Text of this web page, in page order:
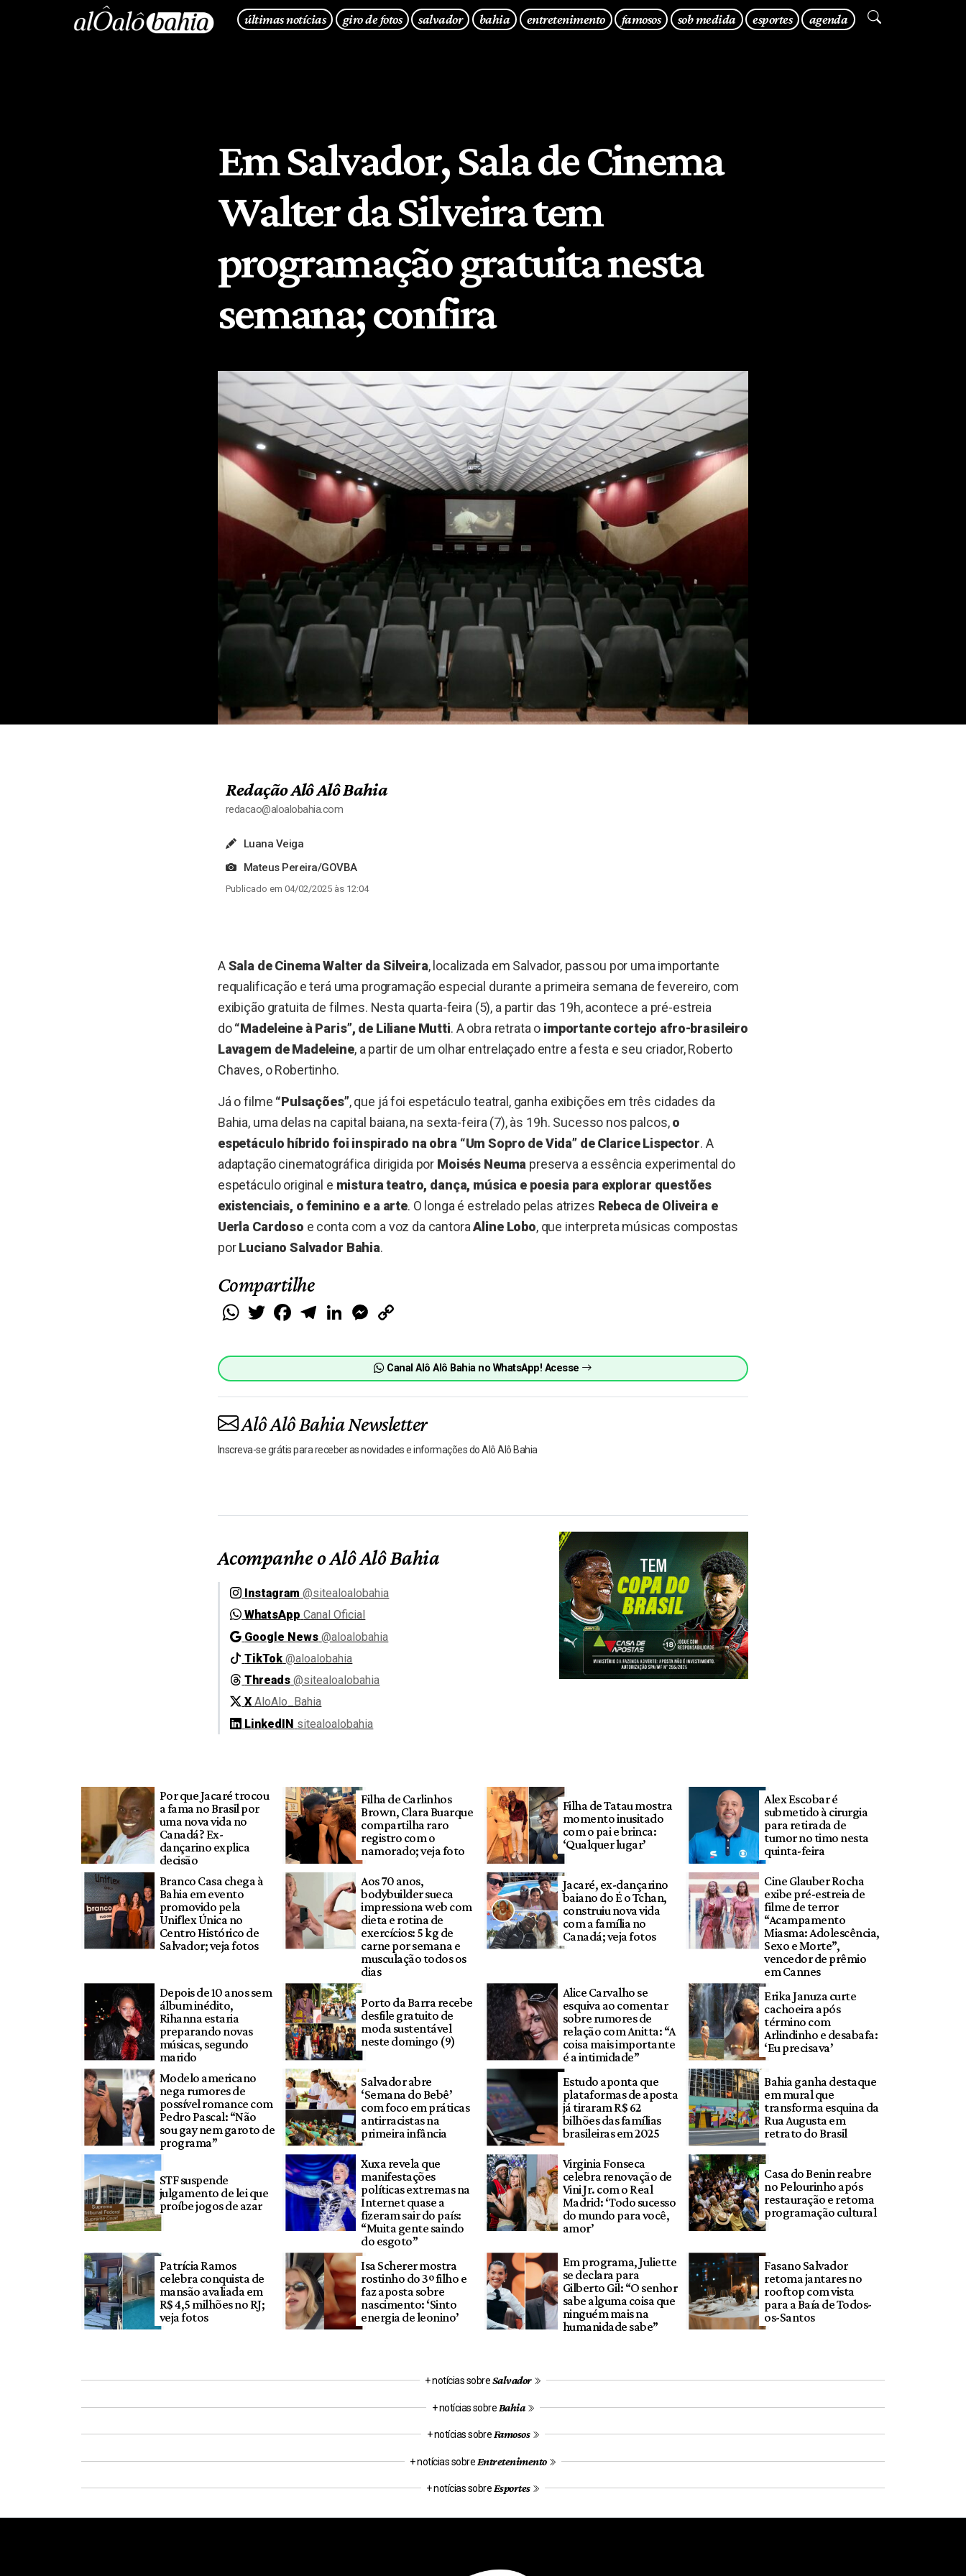
últimas notícias giro de fotos salvador bahia entretenimento famosos sob medida esportes agenda
Em Salvador, Sala de Cinema
Walter da Silveira tem
programação gratuita nesta
semana; confira
Redação Alô Alô Bahia
redacao@aloalobahia.com
Luana Veiga
Mateus Pereira/GOVBA
Publicado em 04/02/2025 às 12:04
ASala de Cinema Walter da Silveira, localizada em Salvador, passou por uma importante
requalificação e terá uma programação especial durante a primeira semana de fevereiro, com
exibição gratuita de filmes. Nesta quarta-feira (5), a partir das 19h, acontece a pré-estreia
do“Madeleine à Paris”, de Liliane Mutti. A obra retrata o importante cortejo afro-brasileiro
Lavagem de Madeleine, a partir de um olhar entrelaçado entre a festa e seu criador, Roberto
Chaves, o Robertinho.
Já o filme “Pulsações”, que já foi espetáculo teatral, ganha exibições em três cidades da
Bahia, uma delas na capital baiana, na sexta-feira (7), às 19h. Sucesso nos palcos,o
espetáculo híbrido foi inspirado na obra “Um Sopro de Vida” de Clarice Lispector. A
adaptação cinematográfica dirigida por Moisés Neuma preserva a essência experimental do
espetáculo original e mistura teatro, dança, música e poesia para explorar questões
existenciais, o feminino e a arte. O longa é estrelado pelas atrizes Rebeca de Oliveira e
Uerla Cardoso e conta com a voz da cantoraAline Lobo, que interpreta músicas compostas
porLuciano Salvador Bahia.
Compartilhe
WhatsApp
Twitter FacebookTelegramLinkedIn Messenger
Canal Alô Alô Bahia no WhatsApp! Acesse
Alô Alô Bahia Newsletter
Inscreva-se grátis para receber as novidades e informações do Alô Alô Bahia
Acompanhe o Alô Alô Bahia
Instagram @sitealoalobahia
WhatsApp Canal Oficial
Google News @aloalobahia
TikTok @aloalobahia
Threads @sitealoalobahia
X AloAlo_Bahia
LinkedIN sitealoalobahia
Por que Jacaré trocou
a fama no Brasil por
uma nova vida no
Canadá? Ex-
dançarino explica
decisão
Filha de Carlinhos
Brown, Clara Buarque
compartilha raro
registro com o
namorado; veja foto
Filha de Tatau mostra
momento inusitado
com o pai e brinca:
‘Qualquer lugar’
Alex Escobar é
submetido à cirurgia
para retirada de
tumor no timo nesta
quinta-feira
Branco Casa chega à
Bahia em evento
promovido pela
Uniflex Única no
Centro Histórico de
Salvador; veja fotos
Aos 70 anos,
bodybuilder sueca
impressiona web com
dieta e rotina de
exercícios: 5 kg de
carne por semana e
musculação todos os
dias
Jacaré, ex-dançarino
baiano do É o Tchan,
construiu nova vida
com a família no
Canadá; veja fotos
Cine Glauber Rocha
exibe pré-estreia de
filme de terror
“Acampamento
Miasma: Adolescência,
Sexo e Morte”,
vencedor de prêmio
em Cannes
Depois de 10 anos sem
álbum inédito,
Rihanna estaria
preparando novas
músicas, segundo
marido
Porto da Barra recebe
desfile gratuito de
moda sustentável
neste domingo (9)
Alice Carvalho se
esquiva ao comentar
sobre rumores de
relação com Anitta: “A
coisa mais importante
é a intimidade”
Erika Januza curte
cachoeira após
término com
Arlindinho e desabafa:
‘Eu precisava’
Modelo americano
nega rumores de
possível romance com
Pedro Pascal: “Não
sou gay nem garoto de
programa”
Salvador abre
‘Semana do Bebê’
com foco em práticas
antirracistas na
primeira infância
Estudo aponta que
plataformas de aposta
já tiraram R$ 62
bilhões das famílias
brasileiras em 2025
Bahia ganha destaque
em mural que
transforma esquina da
Rua Augusta em
retrato do Brasil
STF suspende
julgamento de lei que
proíbe jogos de azar
Xuxa revela que
manifestações
políticas extremas na
Internet quase a
fizeram sair do país:
“Muita gente saindo
do esgoto”
Virginia Fonseca
celebra renovação de
Vini Jr. com o Real
Madrid: ‘Todo sucesso
do mundo para você,
amor’
Casa do Benin reabre
no Pelourinho após
restauração e retoma
programação cultural
Patrícia Ramos
celebra conquista de
mansão avaliada em
R$ 4,5 milhões no RJ;
veja fotos
Isa Scherer mostra
rostinho do 3º filho e
faz aposta sobre
nascimento: ‘Sinto
energia de leonino’
Em programa, Juliette
se declara para
Gilberto Gil: “O senhor
sabe alguma coisa que
ninguém mais na
humanidade sabe”
Fasano Salvador
retoma jantares no
rooftop com vista
para a Baía de Todos-
os-Santos
+ notícias sobreSalvador
+ notícias sobre Bahia
+ notícias sobre Famosos
+ notícias sobre Entretenimento
+ notícias sobre Esportes